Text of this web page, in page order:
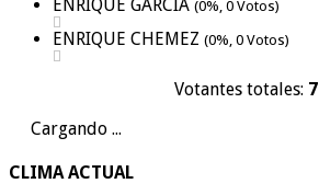
ENRIQUE GARCIA (0%, 0 Votos)
ENRIQUE CHEMEZ (0%, 0 Votos)
Votantes totales: 7
Cargando ...
CLIMA ACTUAL